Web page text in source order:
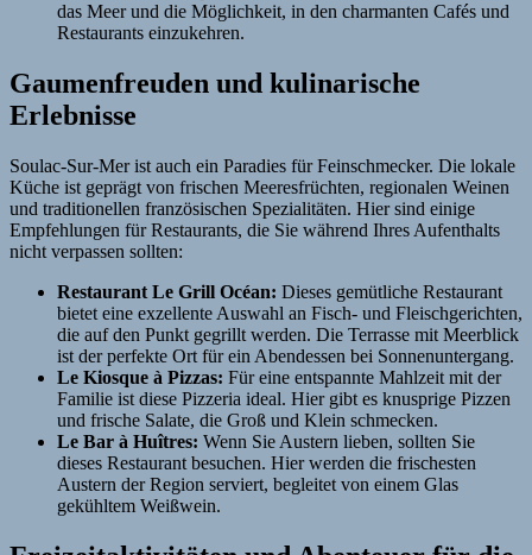
das Meer und die Möglichkeit, in den charmanten Cafés und
Restaurants einzukehren.
Gaumenfreuden und kulinarische
Erlebnisse
Soulac-Sur-Mer ist auch ein Paradies für Feinschmecker. Die lokale
Küche ist geprägt von frischen Meeresfrüchten, regionalen Weinen
und traditionellen französischen Spezialitäten. Hier sind einige
Empfehlungen für Restaurants, die Sie während Ihres Aufenthalts
nicht verpassen sollten:
Restaurant Le Grill Océan: Dieses gemütliche Restaurant
bietet eine exzellente Auswahl an Fisch- und Fleischgerichten,
die auf den Punkt gegrillt werden. Die Terrasse mit Meerblick
ist der perfekte Ort für ein Abendessen bei Sonnenuntergang.
Le Kiosque à Pizzas: Für eine entspannte Mahlzeit mit der
Familie ist diese Pizzeria ideal. Hier gibt es knusprige Pizzen
und frische Salate, die Groß und Klein schmecken.
Le Bar à Huîtres: Wenn Sie Austern lieben, sollten Sie
dieses Restaurant besuchen. Hier werden die frischesten
Austern der Region serviert, begleitet von einem Glas
gekühltem Weißwein.